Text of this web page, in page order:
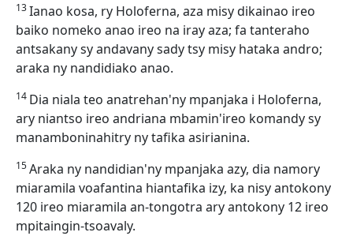
13Ianao kosa, ry Holoferna, aza misy dikainao ireo
baiko nomeko anao ireo na iray aza; fa tanteraho
antsakany sy andavany sady tsy misy hataka andro;
araka ny nandidiako anao.
14 Dia niala teo anatrehan'ny mpanjaka i Holoferna,
ary niantso ireo andriana mbamin'ireo komandy sy
manamboninahitry ny tafika asirianina.
15Araka ny nandidian'ny mpanjaka azy, dia namory
miaramila voafantina hiantafika izy, ka nisy antokony
120 ireo miaramila an-tongotra ary antokony 12 ireo
mpitaingin-tsoavaly.